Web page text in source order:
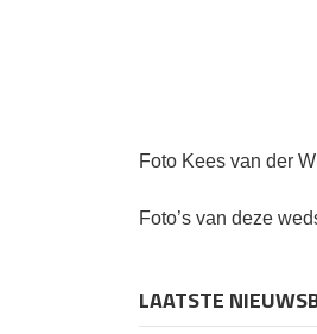
Foto Kees van der
Foto’s van deze
LAATSTE